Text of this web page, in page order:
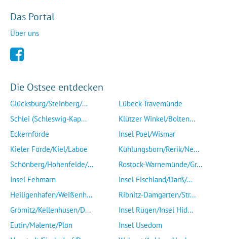
Das Portal
Über uns
Die Ostsee entdecken
Glücksburg/Steinberg/...
Schlei (Schleswig-Kap...
Eckernförde
Kieler Förde/Kiel/Laboe
Schönberg/Hohenfelde/...
Insel Fehmarn
Heiligenhafen/Weißenh...
Grömitz/Kellenhusen/D...
Eutin/Malente/Plön
Lübeck-Travemünde
Klützer Winkel/Bolten...
Insel Poel/Wismar
Kühlungsborn/Rerik/Ne...
Rostock-Warnemünde/Gr...
Insel Fischland/Darß/...
Ribnitz-Damgarten/Str...
Insel Rügen/Insel Hid...
Insel Usedom